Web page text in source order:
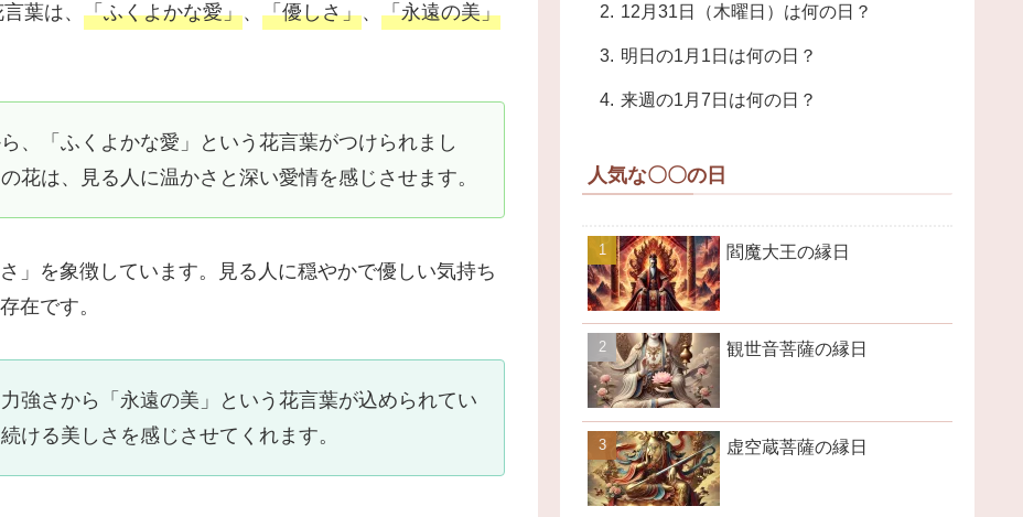
葉は、 「ふくよかな愛」、 「優しさ」、 「永遠の美」
、「ふくよかな愛」という花言葉がつけられまし
花は、見る人に温かさと深い愛情を感じさせます。
」を象徴しています。見る人に穏やかで優しい気持ち
在です。
強さから「永遠の美」という花言葉が込められてい
ける美しさを感じさせてくれます。
12月31日（木曜日）は何の日？
明日の1月1日は何の日？
来週の1月7日は何の日？
人気な〇〇の日
閻魔大王の縁日
観世音菩薩の縁日
虚空蔵菩薩の縁日